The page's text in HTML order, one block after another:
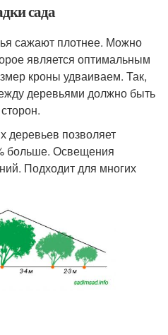
сада
сажают плотнее. Можно
является оптимальным
кроны удваиваем. Так,
деревьями должно быть
деревьев позволяет
больше. Освещения
Подходит для многих